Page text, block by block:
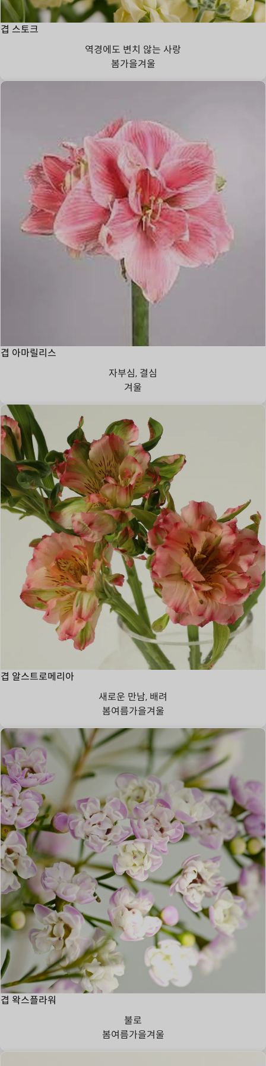
겹 스토크
역경에도 변치 않는 사랑
봄가을겨울
겹 아마릴리스
자부심, 결심
겨울
겹 알스트로메리아
새로운 만남, 배려
봄여름가을겨울
겹 왁스플라워
불로
봄여름가을겨울